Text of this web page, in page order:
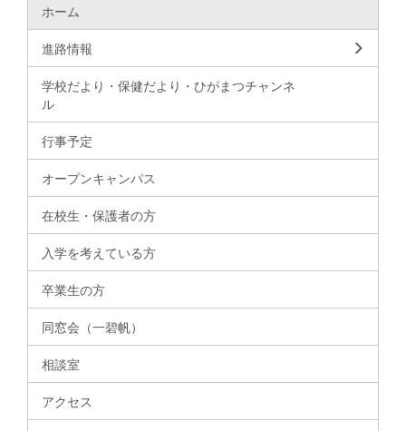
ホーム
進路情報
学校だより・保健だより・ひがまつチャンネ
ル
行事予定
オープンキャンパス
在校生・保護者の方
入学を考えている方
卒業生の方
同窓会（一碧帆）
相談室
アクセス